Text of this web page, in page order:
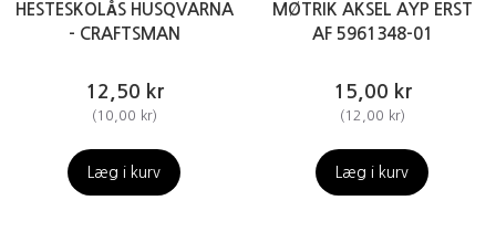
HESTESKOLÅS HUSQVARNA
- CRAFTSMAN
12,50 kr
( 10,00 kr)
Læg i kurv
MØTRIK AKSEL AYP ERST
AF 5961348-01
15,00 kr
( 12,00 kr)
Læg i kurv